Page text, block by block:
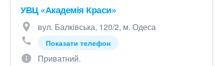
УВЦ «Академія Краси»
вул. Балківська, 120/2, м. Одеса
Показати телефон
Приватний.